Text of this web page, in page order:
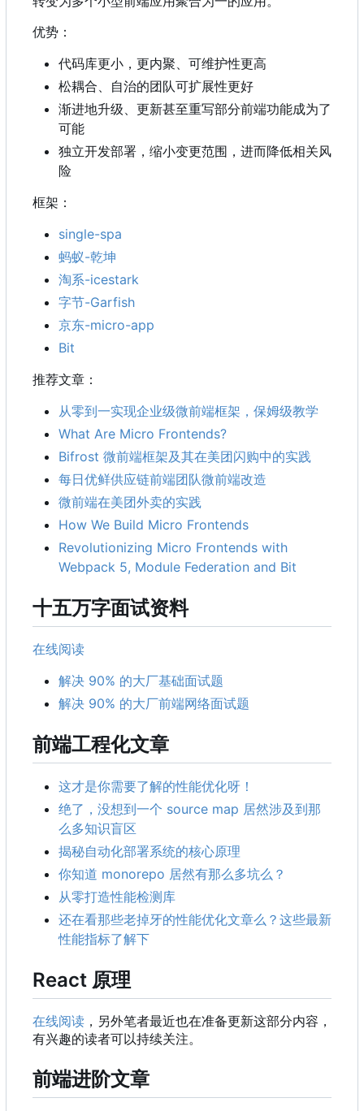
优势：
代码库更小，更内聚、可维护性更高
松耦合、自治的团队可扩展性更好
渐进地升级、更新甚至重写部分前端功能成为了
可能
独立开发部署，缩小变更范围，进而降低相关风
险
框架：
single-spa
蚂蚁-乾坤
淘系-icestark
字节-Garfish
京东-micro-app
Bit
推荐文章：
从零到一实现企业级微前端框架，保姆级教学
What Are Micro Frontends?
Bifrost 微前端框架及其在美团闪购中的实践
每日优鲜供应链前端团队微前端改造
微前端在美团外卖的实践
How We Build Micro Frontends
Revolutionizing Micro Frontends with
Webpack 5, Module Federation and Bit
十五万字面试资料
在线阅读
解决 90% 的大厂基础面试题
解决 90% 的大厂前端网络面试题
前端工程化文章
这才是你需要了解的性能优化呀！
绝了，没想到一个 source map 居然涉及到那
么多知识盲区
揭秘自动化部署系统的核心原理
你知道 monorepo 居然有那么多坑么？
从零打造性能检测库
还在看那些老掉牙的性能优化文章么？这些最新
性能指标了解下
React 原理
在线阅读 ，另外笔者最近也在准备更新这部分内容，
有兴趣的读者可以持续关注。
前端进阶文章